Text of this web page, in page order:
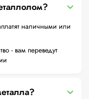
наличными или
- вам переведут